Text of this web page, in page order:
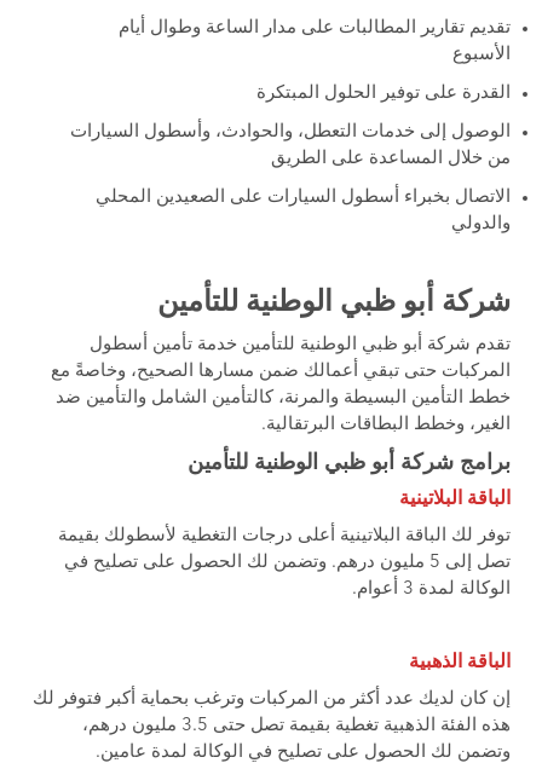
تقديم تقارير المطالبات على مدار الساعة وطوال أيام
الأسبوع
القدرة على توفير الحلول المبتكرة
الوصول إلى خدمات التعطل، والحوادث، وأسطول السيارات
من خلال المساعدة على الطريق
الاتصال بخبراء أسطول السيارات على الصعيدين المحلي
والدولي
شركة أبو ظبي الوطنية للتأمين
تقدم شركة أبو ظبي الوطنية للتأمين خدمة تأمين أسطول
المركبات حتى تبقي أعمالك ضمن مسارها الصحيح، وخاصةً مع
خطط التأمين البسيطة والمرنة، كالتأمين الشامل والتأمين ضد
الغير، وخطط البطاقات البرتقالية.
برامج شركة أبو ظبي الوطنية للتأمين
الباقة البلاتينية
توفر لك الباقة البلاتينية أعلى درجات التغطية لأسطولك بقيمة
تصل إلى 5 مليون درهم. وتضمن لك الحصول على تصليح في
الوكالة لمدة 3 أعوام.
الباقة الذهبية
إن كان لديك عدد أكثر من المركبات وترغب بحماية أكبر فتوفر لك
هذه الفئة الذهبية تغطية بقيمة تصل حتى 3.5 مليون درهم،
وتضمن لك الحصول على تصليح في الوكالة لمدة عامين.